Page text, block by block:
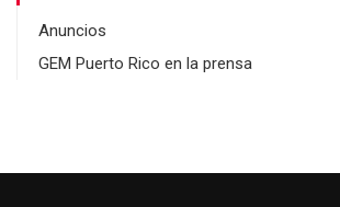
Anuncios
GEM Puerto Rico en la prensa